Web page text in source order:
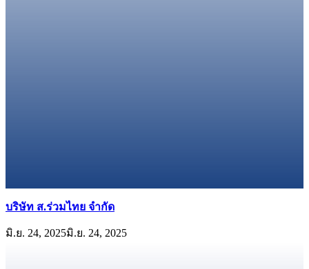
บริษัท ส.ร่วมไทย จำกัด
มิ.ย. 24, 2025มิ.ย. 24, 2025